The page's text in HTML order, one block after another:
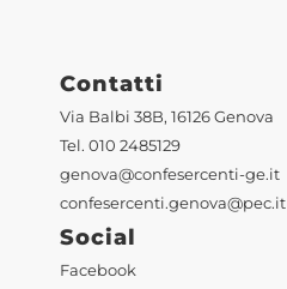
Contatti
Via Balbi 38B, 16126 Genova
Tel. 010 2485129
genova@confesercenti-ge.it
confesercenti.genova@pec.it
Social
Facebook